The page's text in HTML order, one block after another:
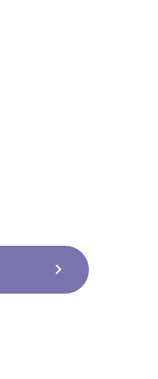
chevron_right